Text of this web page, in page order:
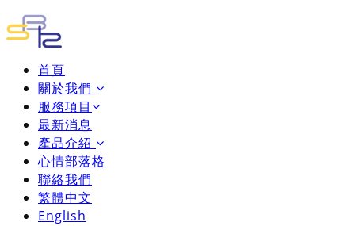
首頁
關於我們
服務項目
最新消息
產品介紹
心情部落格
聯絡我們
繁體中文
English